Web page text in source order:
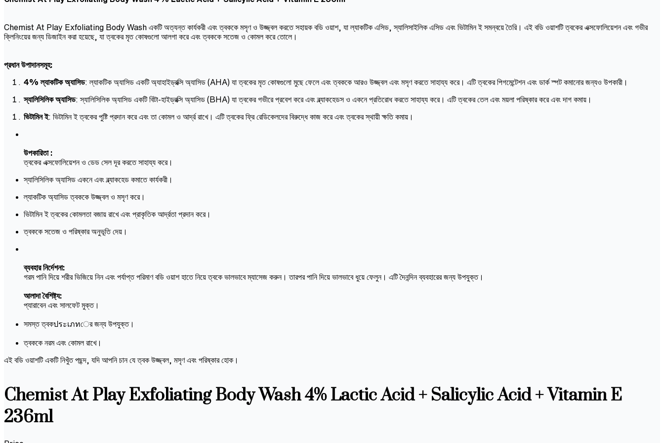
Chemist At Play Exfoliating Body Wash একটি অত্যন্ত কার্যকরী এবং ত্বককে মসৃণ ও উজ্জ্বল করতে সহায়ক বডি ওয়াশ, যা ল্যাকটিক এসিড, স্যালিসাইলিক এসিড এবং ভিটামিন ই সমন্বয়ে তৈরি। এই বডি ওয়াশটি ত্বকের এক্সফোলিয়েশন এবং গভীর
ক্লিনিংয়ের জন্য ডিজাইন করা হয়েছে, যা ত্বকের মৃত কোষগুলো আলগা করে এবং ত্বককে সতেজ ও কোমল করে তোলে।
প্রধান উপাদানসমূহ:
4% ল্যাকটিক অ্যাসিড: ল্যাকটিক অ্যাসিড একটি অ্যাহাইড্রক্সি অ্যাসিড (AHA) যা ত্বকের মৃত কোষগুলো মুছে ফেলে এবং ত্বককে আরও উজ্জ্বল এবং মসৃণ করতে সাহায্য করে। এটি ত্বকের পিগমেন্টেশন এবং ডার্ক স্পট কমানোর জন্যও উপকারী।
স্যালিসিলিক অ্যাসিড: স্যালিসিলিক অ্যাসিড একটি বিটা-হাইড্রক্সি অ্যাসিড (BHA) যা ত্বকের গভীরে প্রবেশ করে এবং ব্ল্যাকহেডস ও একনে প্রতিরোধ করতে সাহায্য করে। এটি ত্বকের তেল এবং ময়লা পরিষ্কার করে এবং দাগ কমায়।
ভিটামিন ই: ভিটামিন ই ত্বকের পুষ্টি প্রদান করে এবং তা কোমল ও আর্দ্র রাখে। এটি ত্বকের ফ্রি রেডিকেলদের বিরুদ্ধে কাজ করে এবং ত্বকের স্থায়ী ক্ষতি কমায়।
উপকারিতা :
ত্বকের এক্সফোলিয়েশন ও ডেড সেল দূর করতে সাহায্য করে।
স্যালিসিলিক অ্যাসিড একনে এবং ব্ল্যাকহেড কমাতে কার্যকরী।
ল্যাকটিক অ্যাসিড ত্বককে উজ্জ্বল ও মসৃণ করে।
ভিটামিন ই ত্বকের কোমলতা বজায় রাখে এবং প্রাকৃতিক আর্দ্রতা প্রদান করে।
ত্বককে সতেজ ও পরিষ্কার অনুভূতি দেয়।
ব্যবহার নির্দেশনা:
গরম পানি দিয়ে শরীর ভিজিয়ে নিন এবং পর্যাপ্ত পরিমাণ বডি ওয়াশ হাতে নিয়ে ত্বকে ভালভাবে ম্যাসেজ করুন। তারপর পানি দিয়ে ভালভাবে ধুয়ে ফেলুন। এটি দৈনন্দিন ব্যবহারের জন্য উপযুক্ত।
আলাদা বৈশিষ্ট্য:
প্যারাবেন এবং সালফেট মুক্ত।
সমস্ত ত্বকประเภทের জন্য উপযুক্ত।
ত্বককে নরম এবং কোমল রাখে।
এই বডি ওয়াশটি একটি নিখুঁত পছন্দ, যদি আপনি চান যে ত্বক উজ্জ্বল, মসৃণ এবং পরিষ্কার হোক।
Chemist At Play Exfoliating Body Wash 4% Lactic Acid + Salicylic Acid + Vitamin E
236ml